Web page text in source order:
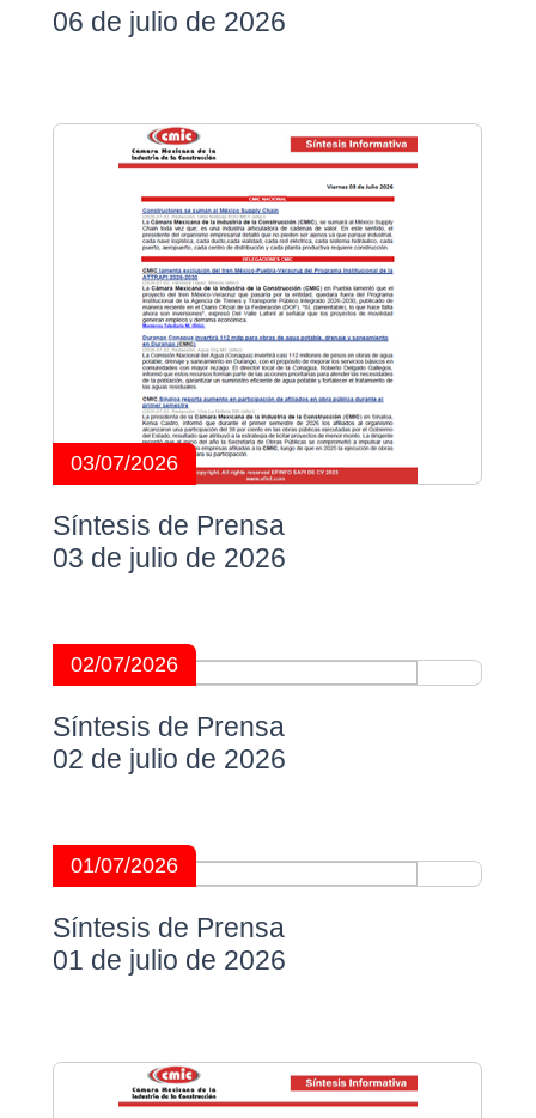
06 de julio de 2026
03/07/2026
Síntesis de Prensa
03 de julio de 2026
02/07/2026
Síntesis de Prensa
02 de julio de 2026
01/07/2026
Síntesis de Prensa
01 de julio de 2026